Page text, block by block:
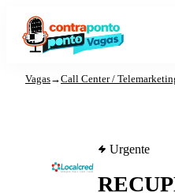
Vagas→Call Center /
Urgente